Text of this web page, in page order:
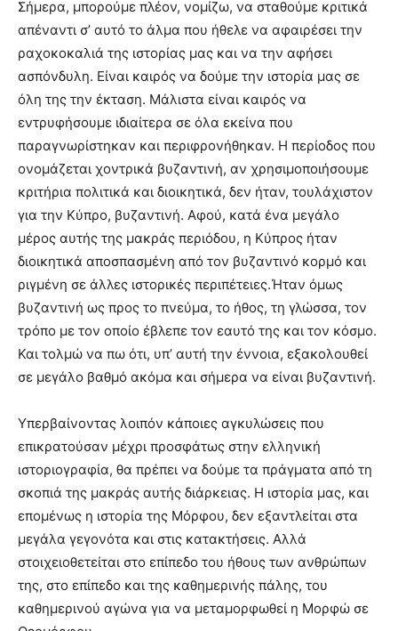
Σήμερα, μπορούμε πλέον, νομίζω, να σταθούμε κριτικά
απέναντι σ’ αυτό το άλμα που ήθελε να αφαιρέσει την
ραχοκοκαλιά της ιστορίας μας και να την αφήσει
ασπόνδυλη. Είναι καιρός να δούμε την ιστορία μας σε
όλη της την έκταση. Μάλιστα είναι καιρός να
εντρυφήσουμε ιδιαίτερα σε όλα εκείνα που
παραγνωρίστηκαν και περιφρονήθηκαν. Η περίοδος που
ονομάζεται χοντρικά βυζαντινή, αν χρησιμοποιήσουμε
κριτήρια πολιτικά και διοικητικά, δεν ήταν, τουλάχιστον
για την Κύπρο, βυζαντινή. Αφού, κατά ένα μεγάλο
μέρος αυτής της μακράς περιόδου, η Κύπρος ήταν
διοικητικά αποσπασμένη από τον βυζαντινό κορμό και
ριγμένη σε άλλες ιστορικές περιπέτειες.Ήταν όμως
βυζαντινή ως προς το πνεύμα, το ήθος, τη γλώσσα, τον
τρόπο με τον οποίο έβλεπε τον εαυτό της και τον κόσμο.
Και τολμώ να πω ότι, υπ’ αυτή την έννοια, εξακολουθεί
σε μεγάλο βαθμό ακόμα και σήμερα να είναι βυζαντινή.
Υπερβαίνοντας λοιπόν κάποιες αγκυλώσεις που
επικρατούσαν μέχρι προσφάτως στην ελληνική
ιστοριογραφία, θα πρέπει να δούμε τα πράγματα από τη
σκοπιά της μακράς αυτής διάρκειας. Η ιστορία μας, και
επομένως η ιστορία της Μόρφου, δεν εξαντλείται στα
μεγάλα γεγονότα και στις κατακτήσεις. Αλλά
στοιχειοθετείται στο επίπεδο του ήθους των ανθρώπων
της, στο επίπεδο και της καθημερινής πάλης, του
καθημερινού αγώνα για να μεταμορφωθεί η Μορφώ σε